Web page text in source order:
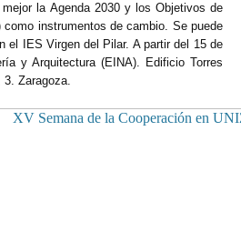
la Agenda 2030 y los Objetivos de
como instrumentos de cambio. Se puede
el IES Virgen del Pilar. A partir del 15 de
y Arquitectura (EINA). Edificio Torres
3. Zaragoza.